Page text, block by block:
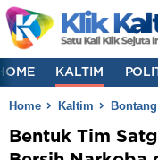
KALTIM
Home Kaltim Bontang
Bentuk Tim